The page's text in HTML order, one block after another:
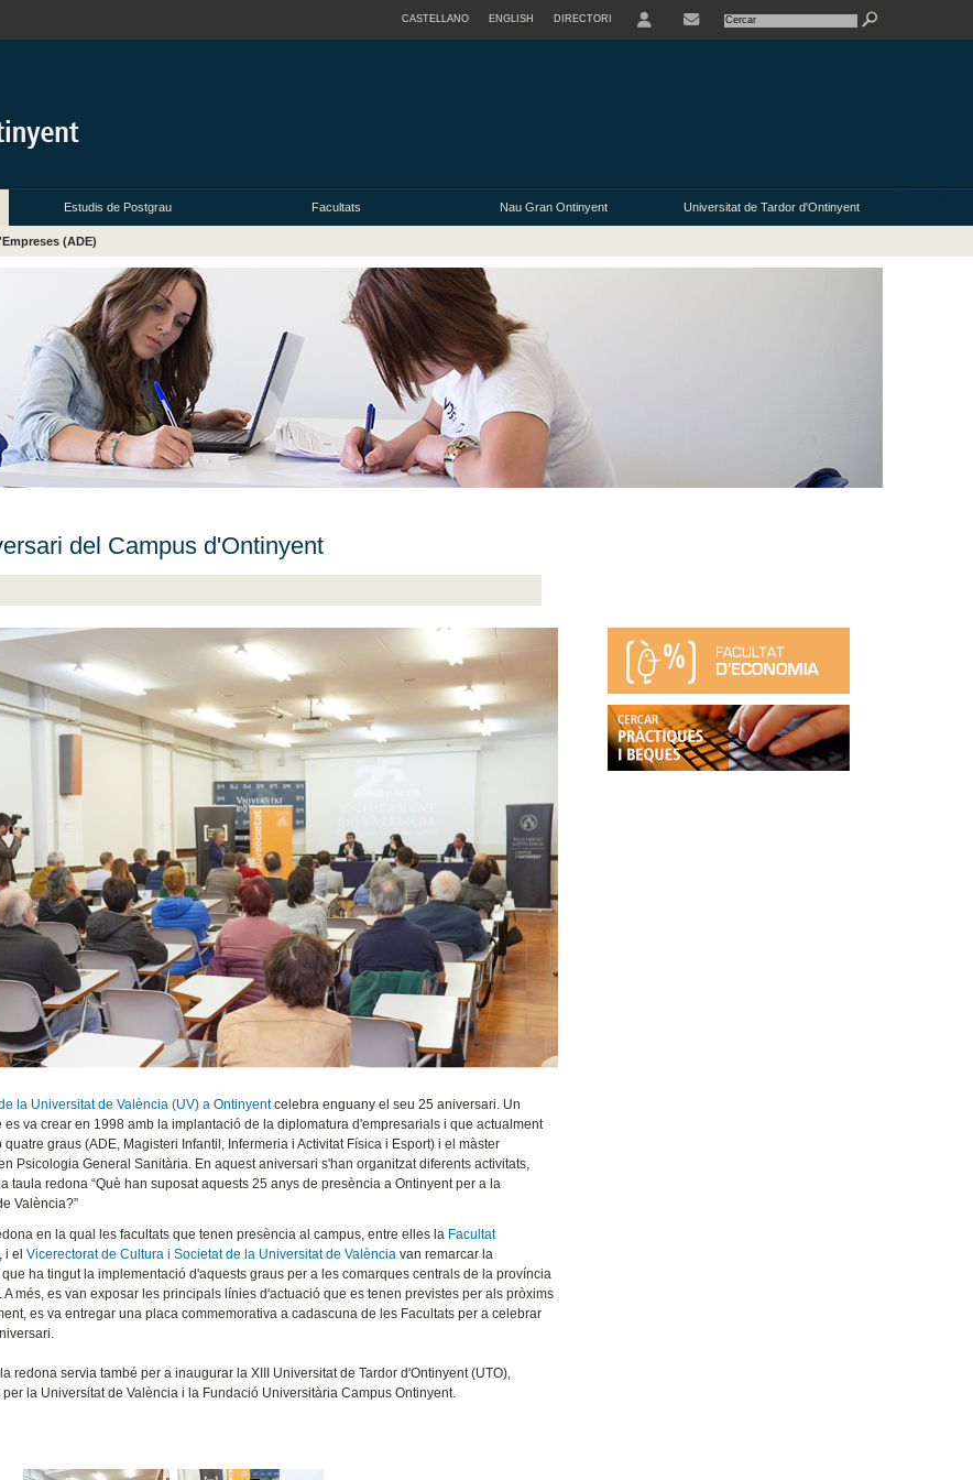
CASTELLANO ENGLISH DIRECTORI
Estudis de Postgrau Facultats Nau Gran Ontinyent Universitat de Tardor d'Ontinyent
(ADE)
del Campus d'Ontinyent
la Universitat de València (UV) a Ontinyentcelebra enguany el seu 25 aniversari. Un
es va crear en 1998 amb la implantació de la diplomatura d'empresarials i que actualment
quatre graus (ADE, Magisteri Infantil, Infermeria i Activitat Física i Esport) i el màster
Psicologia General Sanitària. En aquest aniversari s'han organitzat diferents activitats,
taula redona “Què han suposat aquests 25 anys de presència a Ontinyent per a la
València?”
en la qual les facultats que tenen presència al campus, entre elles la Facultat
i el Vicerectorat de Cultura i Societat de la Universitat de Valènciavan remarcar la
ha tingut la implementació d'aquests graus per a les comarques centrals de la província
A més, es van exposar les principals línies d'actuació que es tenen previstes per als pròxims
es va entregar una placa commemorativa a cadascuna de les Facultats per a celebrar
redona servia també per a inaugurar la XIII Universitat de Tardor d'Ontinyent (UTO),
la Universitat de València i la Fundació Universitària Campus Ontinyent.